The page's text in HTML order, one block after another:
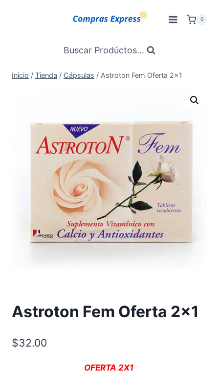
0
Buscar Prodúctos...
Inicio / Tienda / Cápsulas / Astroton Fem Oferta 2×1
Astroton Fem Oferta 2×1
$32.00
OFERTA 2X1